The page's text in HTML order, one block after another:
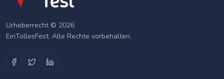
Urheberrecht © 2026
EinTollesFest. Alle Rechte vorbehalten.